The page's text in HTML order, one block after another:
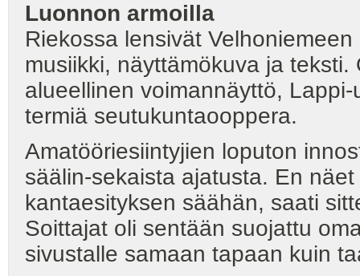
Luonnon armoilla
Riekossa lensivät
musiikki, näyttämökuva ja
alueellinen voimannäyttö,
termiä seutukuntaooppera.
Amatööriesiintyjien loputon
säälin-sekaista ajatusta. En
kantaesityksen säähän, saati
Soittajat oli sentään suojattu
sivustalle samaan tapaan kuin